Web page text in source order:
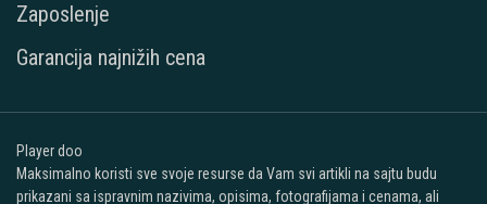
Zaposlenje
Garancija najnižih cena
Player doo
Maksimalno koristi sve svoje resurse da Vam svi artikli na sajtu budu
prikazani sa ispravnim nazivima, opisima, fotografijama i cenama, ali